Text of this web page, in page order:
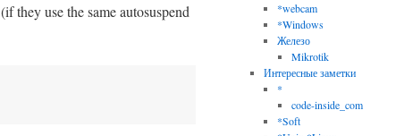
they use the same autosuspend
*webcam
*Windows
Железо
Mikrotik
Интересные заметки
*
code-inside_com
*Soft